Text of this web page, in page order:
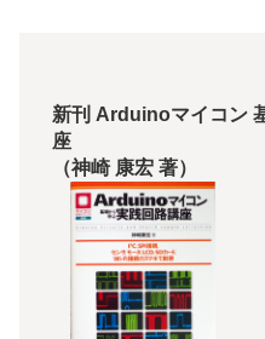
新刊 Arduinoマイコン
座
（神崎 康宏 著）